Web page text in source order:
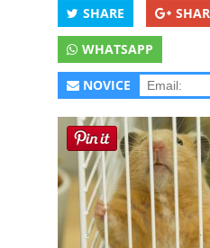
SHARE
WHATSAPP
NOVICE